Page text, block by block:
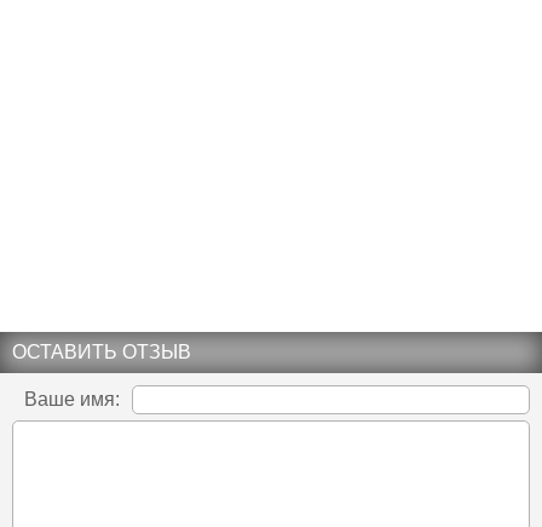
ОСТАВИТЬ ОТЗЫВ
Ваше имя: